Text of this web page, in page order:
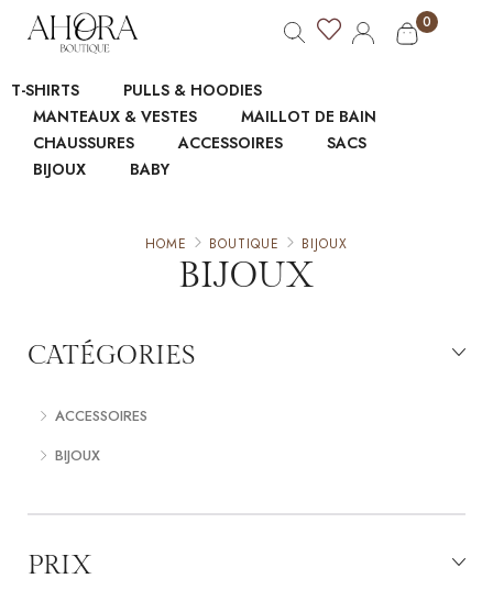
0
T-SHIRTS
PULLS & HOODIES
MANTEAUX & VESTES
MAILLOT DE BAIN
CHAUSSURES
ACCESSOIRES
SACS
BIJOUX
BABY
BIJOUX
HOME BOUTIQUE BIJOUX
CATÉGORIES
ACCESSOIRES
BIJOUX
PRIX